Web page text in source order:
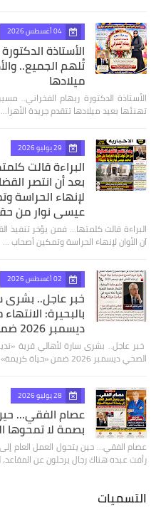
04 أغسطس 2026
الأستاذة
تُلهم الجميع..
ميلادها
الأستاذة الدكتورة ريهام الفخراني..
تهنئها بعيد ميلادها تتقدم جريدة الأهرا…
29 يوليو 2026
البراءة قالت
بعد أن انتصر
لإنهاء
عيسى نوار من
البراءة قالت كلمتها... فمن يؤخر تنفيذ
آن الأوان لإنهاء الحراسة وتمكين أصحاب …
02 أغسطس 2026
خبر عاجل.. بشرى
بالبحيرة:
ديسمبر 2026 ضمن «حياة كريمة»
خبر عاجل.. بشرى سارة لأهالي قرية
الصحي ديسمبر 2026 ضمن «حياة كريمة» بقلم…
28 يوليو 2026
عصام الفقي...
بصمة لا تمحوها
عصام الفقي... حين يتحول العمل العام
رأفت عبده هناك رجال يرحلون عن
التسميات